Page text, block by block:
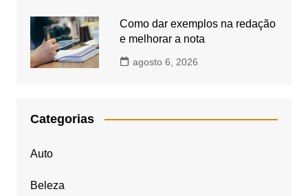
Como dar exemplos na redação
e melhorar a nota
agosto 6, 2026
Categorias
Auto
Beleza